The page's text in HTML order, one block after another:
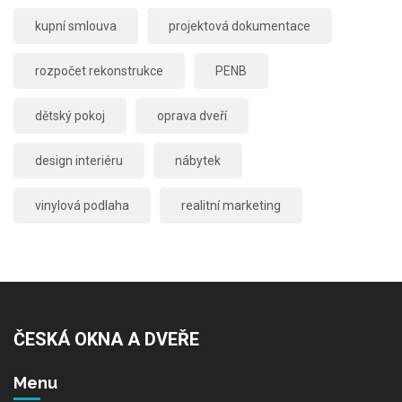
kupní smlouva projektová dokumentace
rozpočet rekonstrukce PENB
dětský pokoj oprava dveří
design interiéru nábytek
vinylová podlaha realitní marketing
ČESKÁ OKNA A DVEŘE
Menu